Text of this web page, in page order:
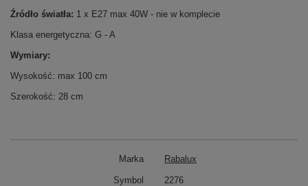
Źródło światła: 1 x E27 max 40W - nie w komplecie
Klasa energetyczna: G - A
Wymiary:
Wysokość: max 100 cm
Szerokość: 28 cm
Marka Rabalux
Symbol 2276